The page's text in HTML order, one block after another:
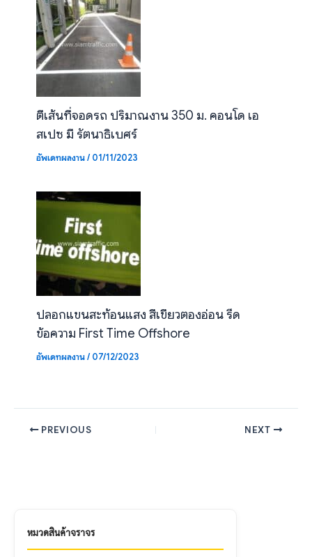
หมวดสินค้าจราจร
ตีเส้นที่จอดรถ ปริมาณงาน 350 ม. คอนโด เอ
สเปซ มี รัตนาธิเบศร์
อัพเดทผลงาน/01/11/2023
ปลอกแขนสะท้อนแสง สีเขียวตองอ่อน รีด
ข้อความ First Time Offshore
อัพเดทผลงาน/07/12/2023
PREVIOUS NEXT